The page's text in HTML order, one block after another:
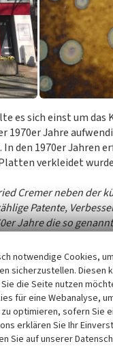
es sich einst um das
1970er Jahre
den 1970er Jahren
verkleidet
Cremer neben der
Patente,
Jahre die so
auch in der aktuellen
ehemaligen IMAX-
an den Häusern
notwendige Cookies,
sicherzustellen. Diesen
die Seite nutzen
für eine Webanalyse,
optimieren, sofern Sie
erklären Sie Ihr
Sie auf unserer